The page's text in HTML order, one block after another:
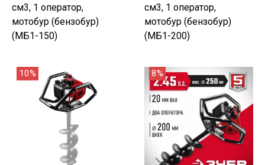
см3, 1 оператор,
мотобур (бензобур)
(МБ1-150)
см3, 1 оператор,
мотобур (бензобур)
(МБ1-200)
10% 8%